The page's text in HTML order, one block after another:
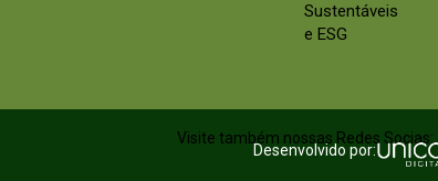
Sustentáveis
e ESG
Visite também nossas Redes Socias:
Desenvolvido por: